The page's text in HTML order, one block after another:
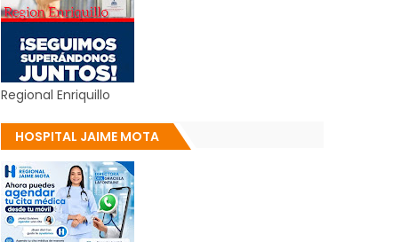
Regional Enriquillo
HOSPITAL JAIME MOTA